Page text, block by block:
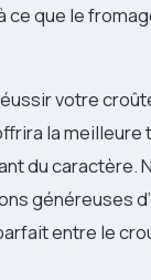
ce que le
votre
la meilleure
du caractère.
généreuses
entre le